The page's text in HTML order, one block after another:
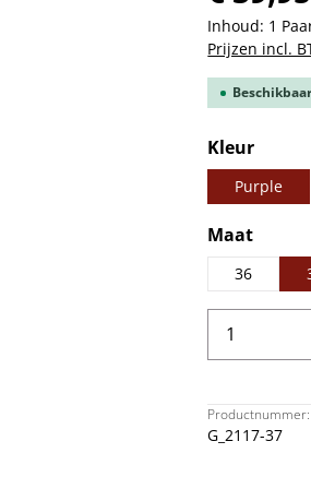
Inhoud: 1
Prijzen incl.
Selecteer
Kleur
Purple
Selecteer
Maat
36
Productnummer:
G_2117-37